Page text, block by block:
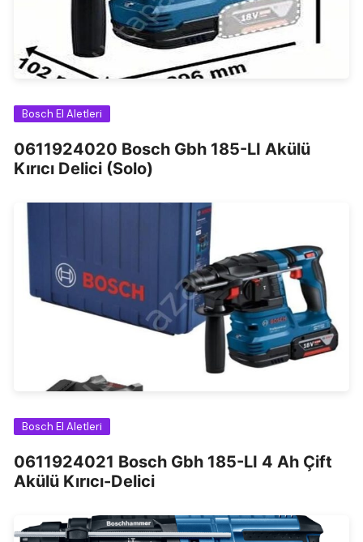
Bosch El Aletleri
0611924020 Bosch Gbh 185-LI Akülü
Kırıcı Delici (Solo)
Bosch El Aletleri
0611924021 Bosch Gbh 185-LI 4 Ah Çift
Akülü Kırıcı-Delici